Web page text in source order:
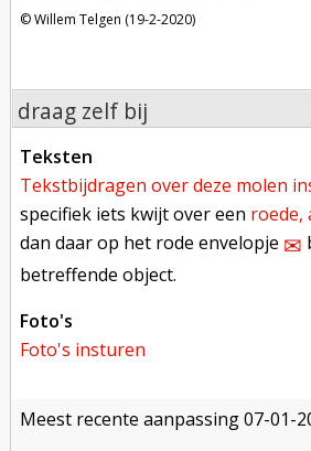
Willem Telgen (19-2-2020)
draag zelf bij
teksten
tekstbijdragen over deze molen
specifiek iets kwijt over een roede,
dan daar op het rode envelopje ✉︎
betreffende object.
foto's
foto's insturen
meest recente aanpassing07-01-